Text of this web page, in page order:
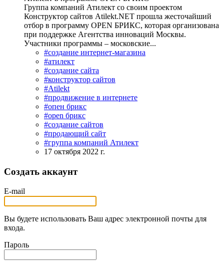
Группа компаний Атилект со своим проектом
Конструктор сайтов Atilekt.NET прошла жесточайший
отбор в программу OPEN БРИКС, которая организована
при поддержке Агентства инноваций Москвы.
Участники программы – московские...
#создание интернет-магазина
#атилект
#создание сайта
#конструктор сайтов
#Atilekt
#продвижение в интернете
#опен брикс
#open брикс
#создание сайтов
#продающий сайт
#группа компаний Атилект
17 октября 2022 г.
Создать аккаунт
E-mail
Вы будете использовать Ваш адрес электронной почты для
входа.
Пароль